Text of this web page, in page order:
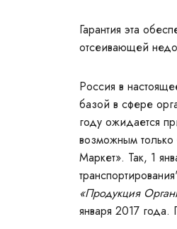
Гарантия эта
отсеивающей
Россия в
базой в сфере
году ожидается
возможным только
Маркет». Так, 1
«Продукция
января 2017 года.